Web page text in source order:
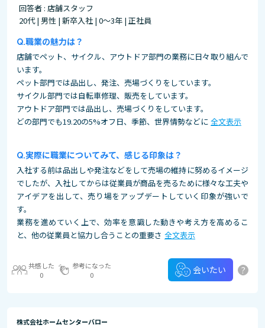
回答者 : 店舗スタッフ
20代 | 男性 | 新卒入社 | 0～3年 | 正社員
職業の魅力は？
店舗でペット、サイクル、アウトドア部門の業務に日々取り組んで
います。
ペット部門では品出し、発注、売場づくりをしています。
サイクル部門では自転車修理、販売をしています。
アウトドア部門では品出し、売場づくりをしています。
どの部門でも19.20の5%オフ日、季節、世界情勢などに 全文表示
実際に職業についてみて、感じる印象は？
入社する前は品出しや発注などをして売場の維持に努めるイメージ
でしたが、入社してからは従業員が商品を売るために様々な工夫や
アイデアを出して、売り場をアップデートしていく印象が強いで
す。
業務を進めていく上で、効率を意識した動きや考え方を高めるこ
と、他の従業員と協力し合うことの重要さ 全文表示
共感した
0
参考になった
0
会いたい ?
株式会社ホームセンターバロー